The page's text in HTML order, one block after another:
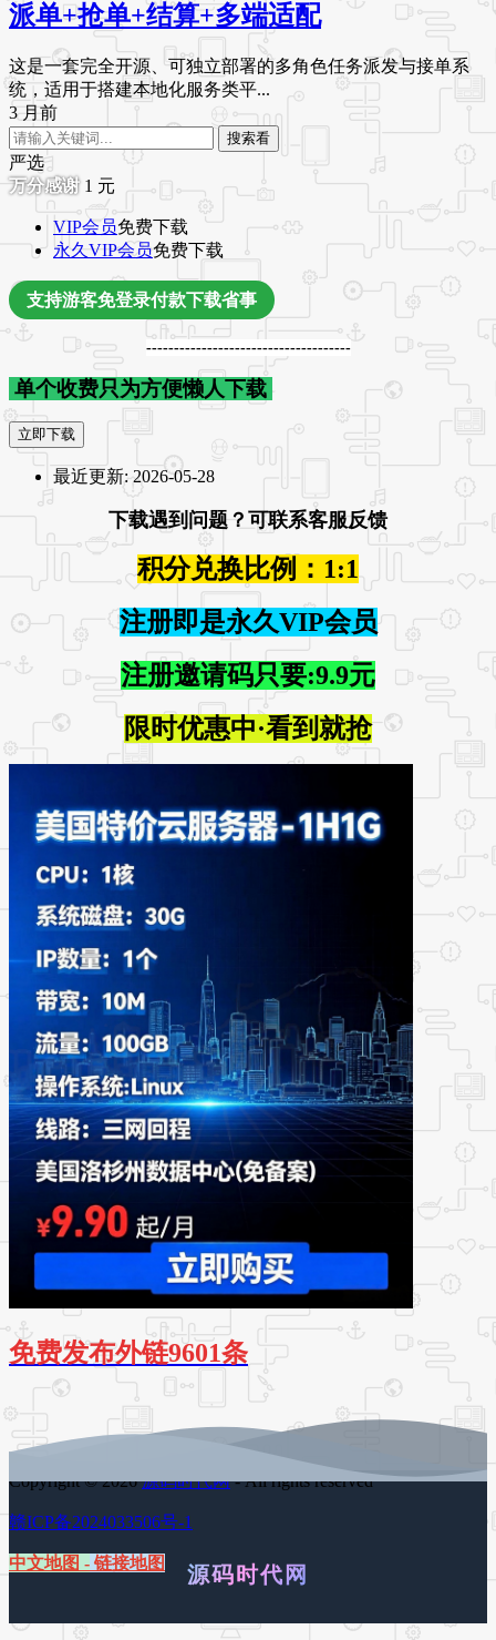
派单+抢单+结算+多端适配
这是一套完全开源、可独立部署的多角色任务派发与接单系
统，适用于搭建本地化服务类平...
3 月前
搜索看
严选
1 元
VIP会员免费下载
永久VIP会员免费下载
支持游客免登录付款下载省事
-------------------------------------
单个收费只为方便懒人下载
立即下载
最近更新:2026-05-28
下载遇到问题？可联系客服反馈
积分兑换比例：1:1
注册即是永久VIP会员
注册邀请码只要:9.9元
限时优惠中·看到就抢
免费发布外链9601条
Copyright © 2026源码时代网- All rights reserved
赣ICP备2024033506号-1
中文地图 - 链接地图 源码时代网